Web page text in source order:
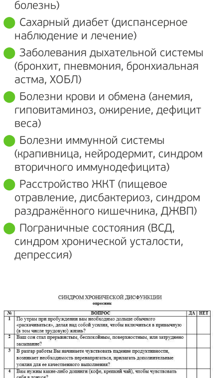
болезнь)
Сахарный диабет (диспансерное
наблюдение и лечение)
Заболевания дыхательной системы
(бронхит, пневмония, бронхиальная
астма, ХОБЛ)
Болезни крови и обмена (анемия,
гиповитаминоз, ожирение, дефицит
веса)
Болезни иммунной системы
(крапивница, нейродермит, синдром
вторичного иммунодефицита)
Расстройство ЖКТ (пищевое
отравление, дисбактериоз, синдром
раздражённого кишечника, ДЖВП)
Пограничные состояния (ВСД,
синдром хронической усталости,
депрессия)